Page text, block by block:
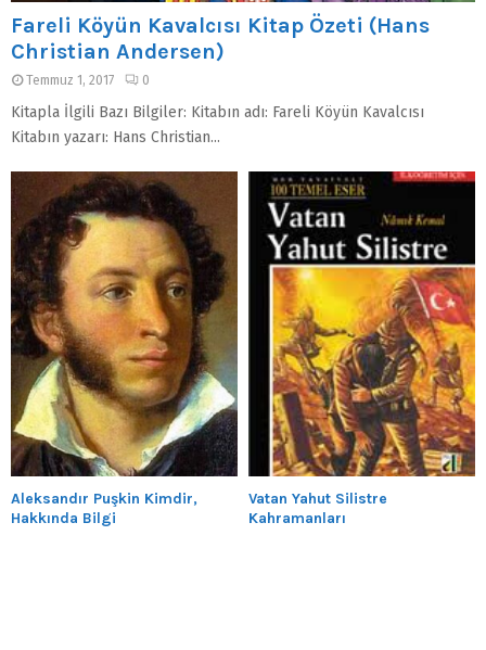
Fareli Köyün Kavalcısı Kitap Özeti (Hans
Christian Andersen)
Temmuz 1, 2017 0
Kitapla İlgili Bazı Bilgiler: Kitabın adı: Fareli Köyün Kavalcısı
Kitabın yazarı: Hans Christian...
Aleksandır Puşkin Kimdir,
Hakkında Bilgi
Vatan Yahut Silistre
Kahramanları